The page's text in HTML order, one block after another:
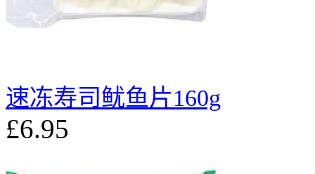
速冻寿司鱿鱼片160g
£6.95